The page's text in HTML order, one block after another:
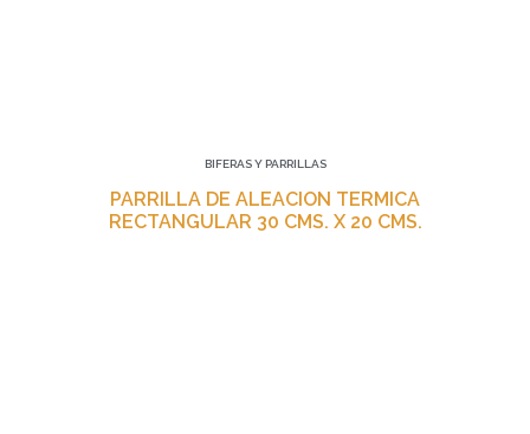
BIFERAS Y PARRILLAS
PARRILLA DE ALEACION TERMICA
RECTANGULAR 30 CMS. X 20 CMS.